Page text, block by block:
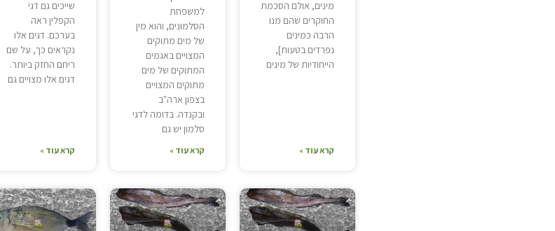
מינים, אולם הסכמת
החוקרים שהם מנו
הרבה כמינים
נפרדים בטעות],
הייחודיות של מינים
קרא עוד »
למשפחת
הסלמונים, והוא מין
של מים מתוקים
המצויים באגמים
המתוקים של מים
מתוקים המצויים
בצפון ארה"ב
ובקנדה. בדומה לדגי
סלמון יש גם
קרא עוד »
שייכים גם דגי
הקפלין ראה
בערכם. דגים אלו
נקראים כך, על שם
ריחם החזק ביותר.
דגים אלו מצויים גם
קרא עוד »